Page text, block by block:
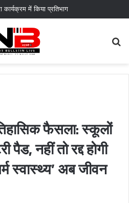
कार्यक्रम में किया प्रतिभाग
फैसला: स्कूलों
नहीं तो रद्द होगी
स्वास्थ्य’ अब जीवन